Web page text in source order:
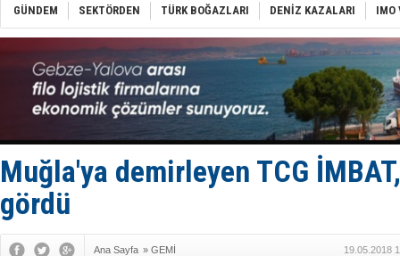
Tüpraş,
İTU AUV,
LNG
PROYAD,
Türkiye-
Türk
Deniz
DÖDER,
Fairline,
Runit
GÜNDEM SEKTÖRDEN TÜRK BOĞAZLARI DENİZ KAZALARI IMO
Muğla'ya demirleyen TCG
gördü
Ana Sayfa » GEMİ 19.05.2018